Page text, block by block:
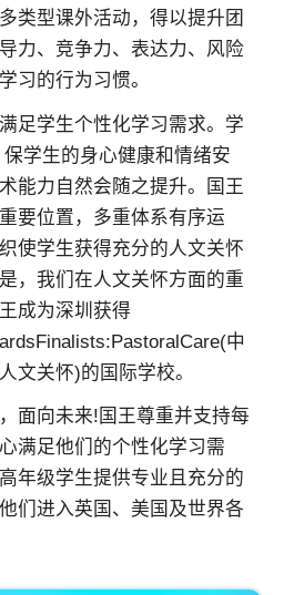
类型课外活动，得以提升团
力、竞争力、表达力、风险
习的行为习惯。
足学生个性化学习需求。学
学生的身心健康和情绪安
能力自然会随之提升。国王
要位置，多重体系有序运
使学生获得充分的人文关怀
，我们在人文关怀方面的重
成为深圳获得
中
文关怀)的国际学校。
面向未来!国王尊重并支持每
满足他们的个性化学习需
年级学生提供专业且充分的
们进入英国、美国及世界各